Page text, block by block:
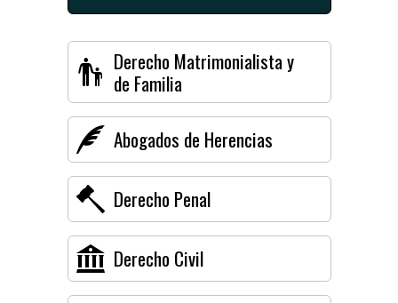
Derecho Matrimonialista y
de Familia
Abogados de Herencias
Derecho Penal
Derecho Civil